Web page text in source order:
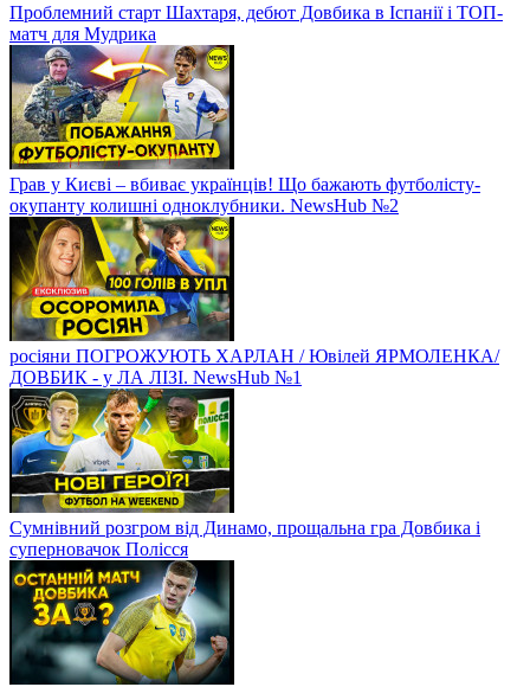
Проблемний старт Шахтаря, дебют Довбика в Іспанії і ТОП-
матч для Мудрика
Грав у Києві – вбиває українців! Що бажають футболісту-
окупанту колишні одноклубники. NewsHub №2
росіяни ПОГРОЖУЮТЬ ХАРЛАН / Ювілей ЯРМОЛЕНКА/
ДОВБИК - у ЛА ЛІЗІ. NewsHub №1
Сумнівний розгром від Динамо, прощальна гра Довбика і
суперновачок Полісся